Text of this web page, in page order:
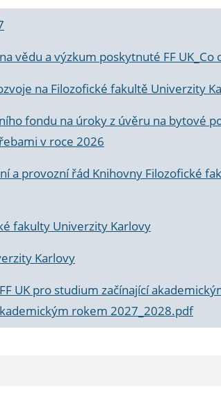
vědu a výzkum poskytnuté FF UK_Co
na Filozofické fakultě Univerzity
fondu na úroky z úvěru na bytové
v roce 2026
a provozní řád Knihovny Filozofické
fakulty Univerzity Karlovy
Karlovy
UK pro studium začínající
rokem 2027_2028.pdf